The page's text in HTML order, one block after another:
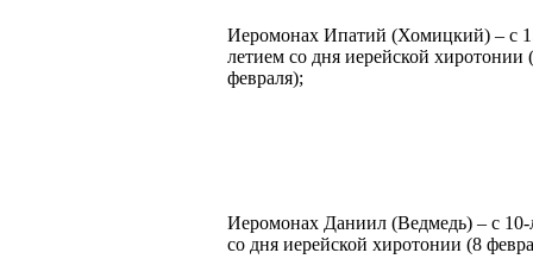
Иеромонах Ипатий (Хомицкий) – с
летием со дня иерейской хиротонии
февраля);
Иеромонах Даниил (Ведмедь) – с 10-
со дня иерейской хиротонии (8